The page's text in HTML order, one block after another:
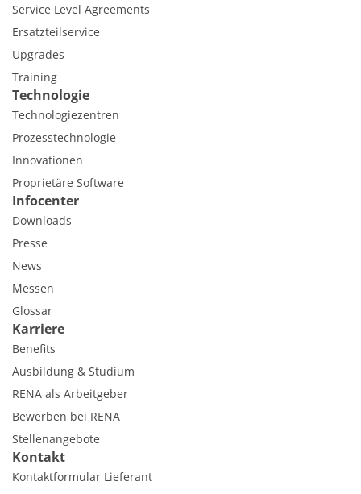
Service Level Agreements
Ersatzteilservice
Upgrades
Training
Technologie
Technologiezentren
Prozesstechnologie
Innovationen
Proprietäre Software
Infocenter
Downloads
Presse
News
Messen
Glossar
Karriere
Benefits
Ausbildung & Studium
RENA als Arbeitgeber
Bewerben bei RENA
Stellenangebote
Kontakt
Kontaktformular Lieferant